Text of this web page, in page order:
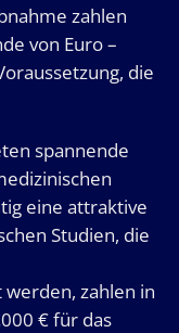
zahlen
von Euro –
die
spannende
eine attraktive
Studien, die
zahlen in
€ für das